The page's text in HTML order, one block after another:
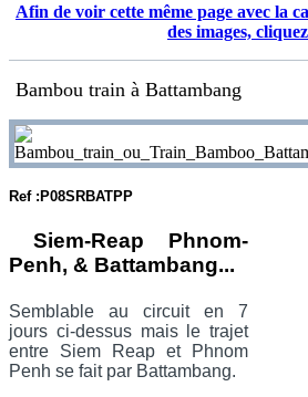
Afin de voir cette même page avec la
des images,
Bambou train à Battambang
Ref :P08SRBATPP
Siem-Reap Phnom-
Penh, & Battambang...
Semblable au circuit en 7
jours ci-dessus mais le trajet
entre Siem Reap et Phnom
Penh se fait par Battambang.